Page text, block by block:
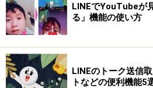
LINEでYouTubeが
る」機能の使い方
LINEのトーク送信
トなどの便利機能5